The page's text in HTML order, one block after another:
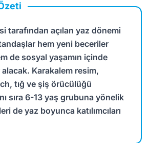
tarafından açılan yaz dönemi
hem yeni beceriler
de sosyal yaşamın içinde
Karakalem resim,
tığ ve şiş örücülüğü
sıra 6-13 yaş grubuna yönelik
de yaz boyunca katılımcıları